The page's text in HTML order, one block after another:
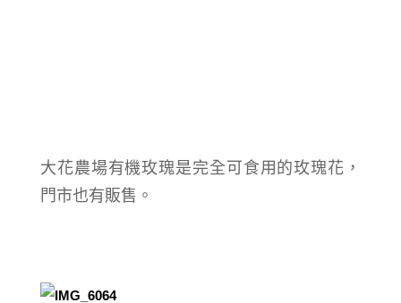
大花農場有機玫瑰是完全可食用的玫瑰花，
門市也有販售。